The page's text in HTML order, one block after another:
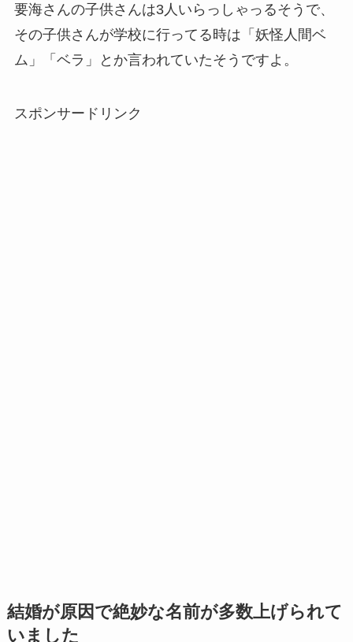
要海さんの子供さんは3人いらっしゃっるそうで、
その子供さんが学校に行ってる時は「妖怪人間ベ
ム」「ベラ」とか言われていたそうですよ。
スポンサードリンク
結婚が原因で絶妙な名前が多数上げられて
いました